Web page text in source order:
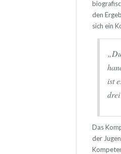
den
sich ein
ist
Das
der